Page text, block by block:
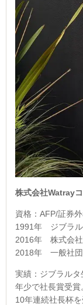
株式会社Watray
資格：AFP/証券
1991年 ジブラル
2016年 株式会社
2018年 一般社団
実績：ジブラル
年少で社長賞受
10年連続社長杯